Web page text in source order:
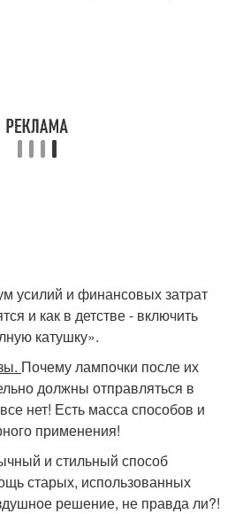
усилий и финансовых затрат
и как в детстве - включить
катушку».
Почему лампочки после их
должны отправляться в
нет! Есть масса способов и
применения!
и стильный способ
старых, использованных
решение, не правда ли?!